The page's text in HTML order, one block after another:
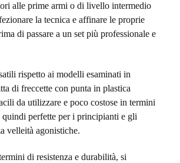
alle prime armi o di livello intermedio
la tecnica e affinare le proprie
di passare a un set più professionale e
rispetto ai modelli esaminati in
di freccette con punta in plastica
da utilizzare e poco costose in termini
quindi perfette per i principianti e gli
velleità agonistiche.
di resistenza e durabilità, si